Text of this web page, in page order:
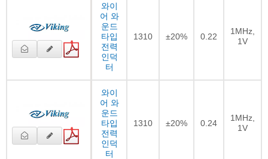
와이
어 와
운드
타입
전력
인덕
터
1310 ±20% 0.22
1MHz,
1V
와이
어 와
운드
타입
전력
인덕
터
1310 ±20% 0.24
1MHz,
1V